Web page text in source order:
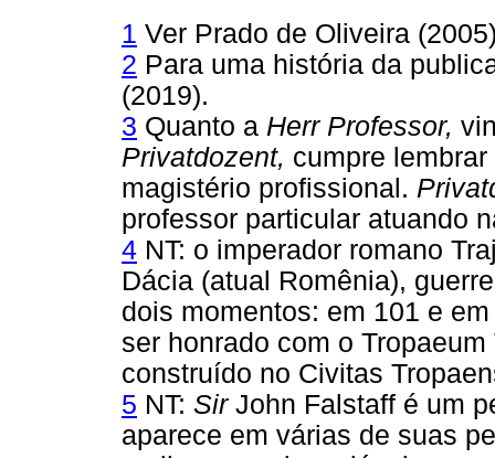
1 Ver Prado de Oliveira
2 Para uma história da
(2019).
3 Quanto a Herr Professor,
Privatdozent, cumpre
magistério profissional.
professor particular atuando
4 NT: o imperador romano
Dácia (atual Romênia),
dois momentos: em 101 e
ser honrado com o
construído no Civitas
5 NT: SirJohn Falstaff é um
aparece em várias de suas